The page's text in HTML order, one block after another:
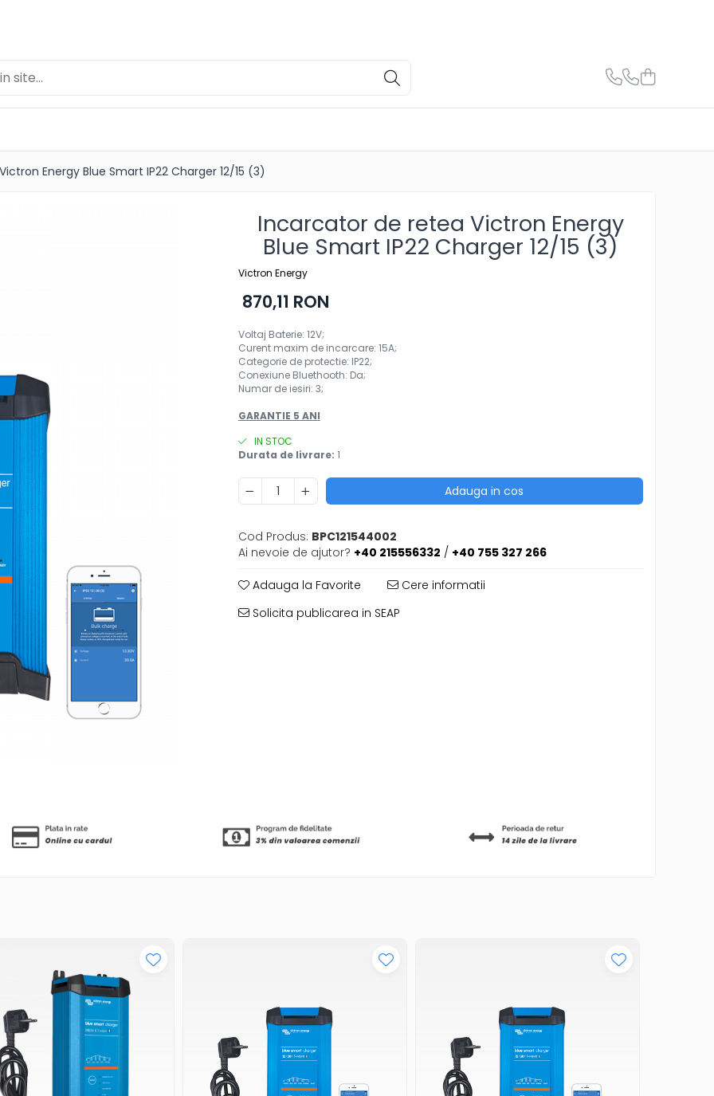
Energy Blue Smart IP22 Charger 12/15 (3)
Incarcator de retea Victron Energy
Blue Smart IP22 Charger 12/15 (3)
Victron Energy
870,11 RON
Voltaj Baterie: 12V;
Curent maxim de incarcare: 15A;
Categorie de protectie: IP22;
Conexiune Bluethooth: Da;
Numar de iesiri: 3;
GARANTIE 5 ANI
IN STOC
Durata de livrare: 1
Adauga in cos
Cod Produs: BPC121544002
Ai nevoie de ajutor? +40 215556332 / +40 755 327 266
Adauga la Favorite
Cere informatii
Solicita publicarea in SEAP